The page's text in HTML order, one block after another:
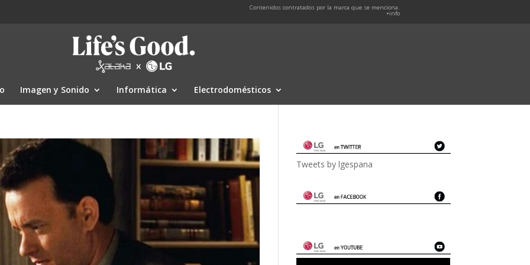
Contenidos contratados por la marca que se menciona.
+info
Imagen y Sonido Informática Electrodomésticos
Tweets by lgespana